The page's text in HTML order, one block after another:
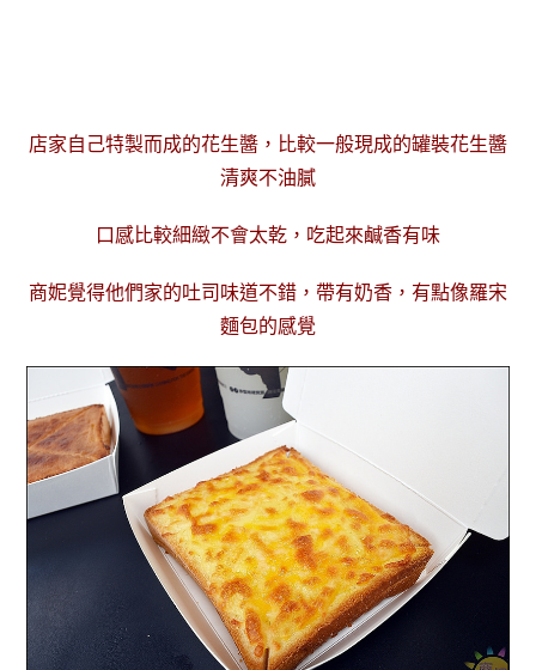
店家自己特製而成的花生醬，比較一般現成的罐裝花生醬
清爽不油膩
口感比較細緻不會太乾，吃起來鹹香有味
商妮覺得他們家的吐司味道不錯，帶有奶香，有點像羅宋
麵包的感覺